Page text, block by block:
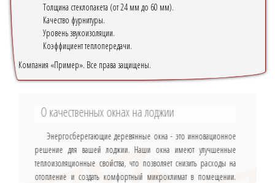
Толщина стеклопакета (от 24 мм до 60 мм).
Качество фурнитуры.
Уровень звукоизоляции.
Коэффициент теплопередачи.
Компания «Пример». Все права защищены.
О качественных окнах на лоджии
Энергосберегающие деревянные окна - это инновационное
решение для вашей лоджии. Наши окна имеют улучшенные
теплоизоляционные свойства, что позволяет снизить расходы на
отопление и создать комфортный микроклимат в помещении.